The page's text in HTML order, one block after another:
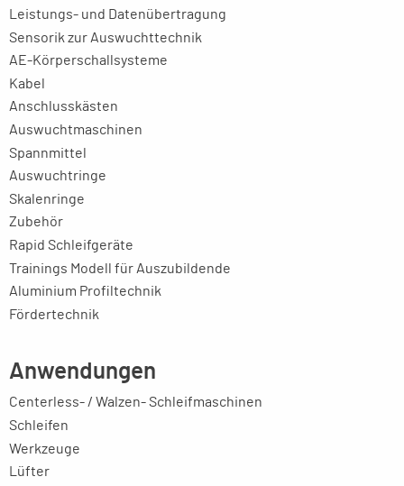
Leistungs- und Datenübertragung
Sensorik zur Auswuchttechnik
AE-Körperschallsysteme
Kabel
Anschlusskästen
Auswuchtmaschinen
Spannmittel
Auswuchtringe
Skalenringe
Zubehör
Rapid Schleifgeräte
Trainings Modell für Auszubildende
Aluminium Profiltechnik
Fördertechnik
Anwendungen
Centerless- / Walzen- Schleifmaschinen
Schleifen
Werkzeuge
Lüfter